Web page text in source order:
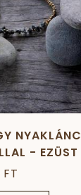
NYAKLÁNC
- EZÜST